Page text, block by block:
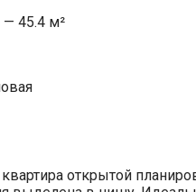
45.4 м²
открытой